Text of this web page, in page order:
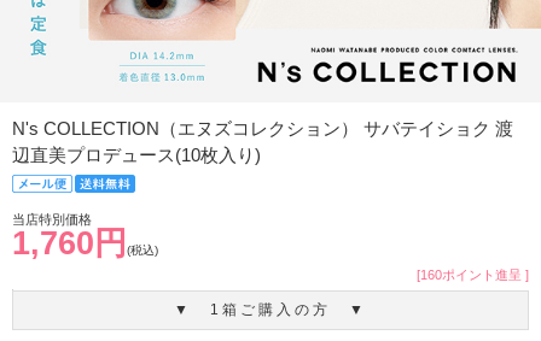
N's COLLECTION（エヌズコレクション） サバテイショク 渡
辺直美プロデュース(10枚入り)
当店特別価格
1,760円 (税込)
[160ポイント進呈 ]
▼ 1箱ご購入の方 ▼